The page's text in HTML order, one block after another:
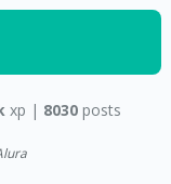
xp | 8030 posts